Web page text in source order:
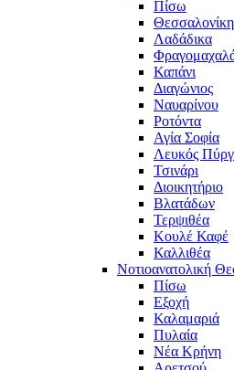
Πίσω
Θεσσαλονίκη
Λαδάδικα
Καπάνι
Διαγώνιος
Ναυαρίνου
Ροτόντα
Αγία Σοφία
Λευκός
Τσινάρι
Διοικητήριο
Βλατάδων
Τερψιθέα
Κουλέ Καφέ
Καλλιθέα
Νοτιοανατολική
Πίσω
Εξοχή
Καλαμαριά
Πυλαία
Νέα Κρήνη